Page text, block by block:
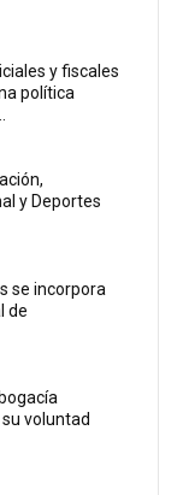
y fiscales
política
y Deportes
se incorpora
de
voluntad